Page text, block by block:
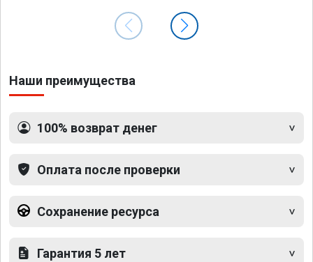
Наши преимущества
100% возврат денег
Оплата после проверки
Сохранение ресурса
Гарантия 5 лет